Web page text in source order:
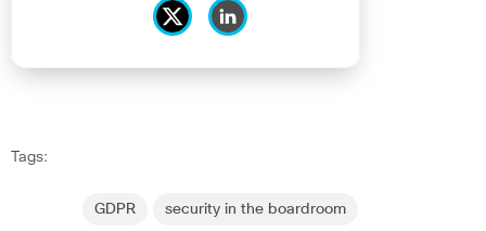
Tags:
GDPR security in the boardroom